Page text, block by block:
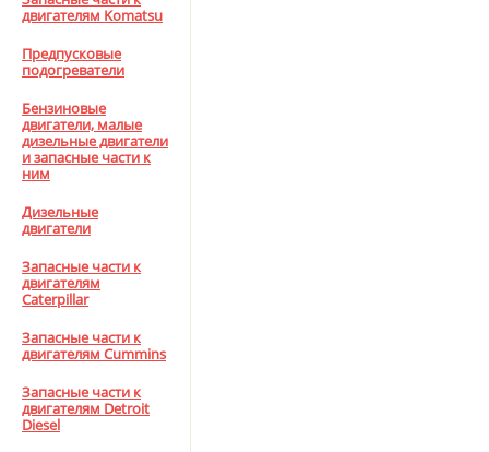
двигателям Komatsu
Предпусковые
подогреватели
Бензиновые
двигатели, малые
дизельные двигатели
и запасные части к
ним
Дизельные
двигатели
Запасные части к
двигателям
Caterpillar
Запасные части к
двигателям Cummins
Запасные части к
двигателям Detroit
Diesel